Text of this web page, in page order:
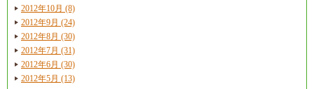
2012年10月 (8)
2012年9月 (24)
2012年8月 (30)
2012年7月 (31)
2012年6月 (30)
2012年5月 (13)